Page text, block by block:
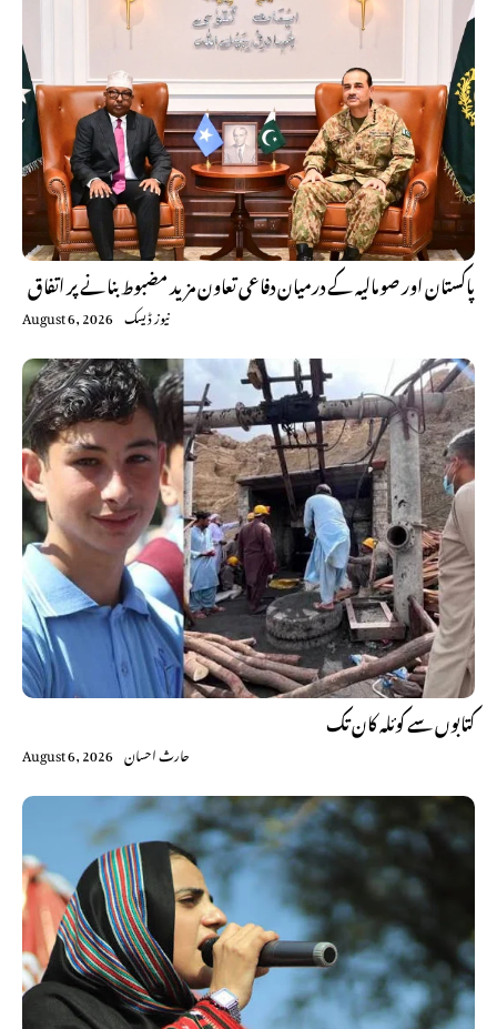
پاکستان اور صومالیہ کے درمیان دفاعی تعاون مزید مضبوط بنانے پر اتفاق
August 6, 2026 نیوز ڈیسک
کتابوں سے کوئلہ کان تک
August 6, 2026 حارث احسان